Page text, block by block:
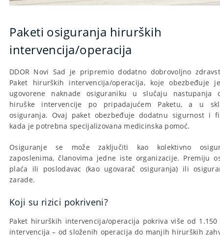
Paketi osiguranja hirurških
intervencija/operacija
DDOR Novi Sad je pripremio dodatno dobrovoljno
Paket hirurških intervencija/operacija, koje obezbeđuje
ugovorene naknade osiguraniku u slučaju nastupanja
hiruške intervencije po pripadajućem Paketu, a u
osiguranja. Ovaj paket obezbeđuje dodatnu sigurnost i
kada je potrebna specijalizovana medicinska pomoć.
Osiguranje se može zaključiti kao kolektivno
zaposlenima, članovima jedne iste organizacije. Premiju
plaća ili poslodavac (kao ugovarač osiguranja) ili
zarade.
Koji su rizici pokriveni?
Paket hirurških intervencija/operacija pokriva više od
intervencija – od složenih operacija do manjih hirurških